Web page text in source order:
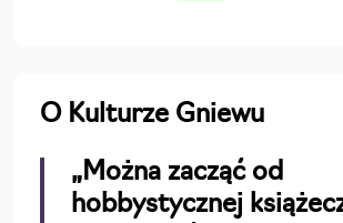
O Kulturze Gniewu
„Można zacząć od
hobbystycznej